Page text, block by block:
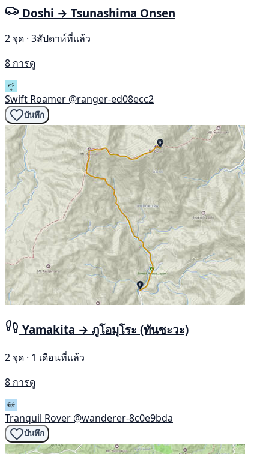
Doshi → Tsunashima Onsen
2 จุด · 3สัปดาห์ที่แล้ว
8 การดู
Swift Roamer @ranger-ed08ecc2
บันทึก
Yamakita → ภูโอมุโระ (ทันซะวะ)
2 จุด · 1 เดือนที่แล้ว
8 การดู
Tranquil Rover @wanderer-8c0e9bda
บันทึก